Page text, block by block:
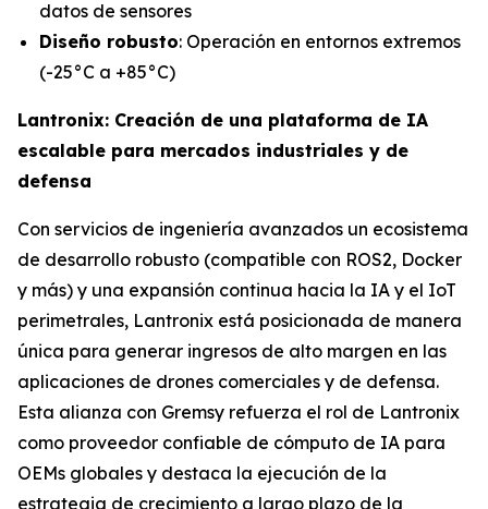
datos de sensores
Diseño robusto: Operación en entornos extremos
(-25°C a +85°C)
Lantronix: Creación de una plataforma de IA
escalable para mercados industriales y de
defensa
Con servicios de ingeniería avanzados un ecosistema
de desarrollo robusto (compatible con ROS2, Docker
y más) y una expansión continua hacia la IA y el IoT
perimetrales, Lantronix está posicionada de manera
única para generar ingresos de alto margen en las
aplicaciones de drones comerciales y de defensa.
Esta alianza con Gremsy refuerza el rol de Lantronix
como proveedor confiable de cómputo de IA para
OEMs globales y destaca la ejecución de la
estrategia de crecimiento a largo plazo de la